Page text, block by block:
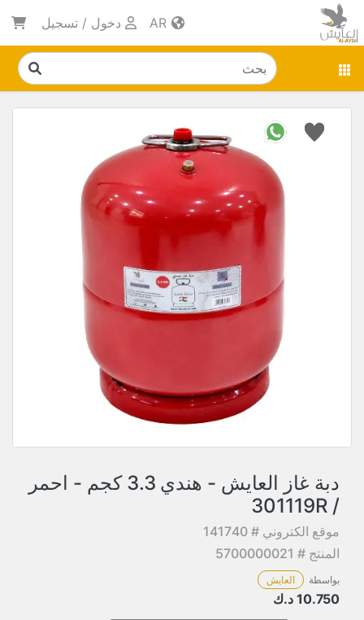
دخول / تسجيل
دبة غاز العايش - هندي 3.3 كجم - احمر
/ 301119R
موقع الكتروني # 141740
المنتج # 5700000021
بواسطة العايش
10.750 د.ك